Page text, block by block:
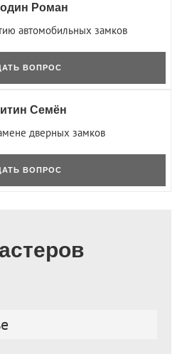
Роман
автомобильных замков
ВОПРОС
Семён
дверных замков
ВОПРОС